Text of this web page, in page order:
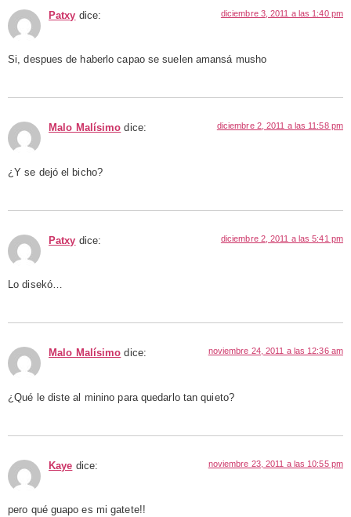
Patxy dice: diciembre 3, 2011 a las 1:40 pm
Si, despues de haberlo capao se suelen amansá musho
Malo Malísimo dice: diciembre 2, 2011 a las 11:58 pm
¿Y se dejó el bicho?
Patxy dice: diciembre 2, 2011 a las 5:41 pm
Lo disekó…
Malo Malísimo dice: noviembre 24, 2011 a las 12:36 am
¿Qué le diste al minino para quedarlo tan quieto?
Kaye dice: noviembre 23, 2011 a las 10:55 pm
pero qué guapo es mi gatete!!